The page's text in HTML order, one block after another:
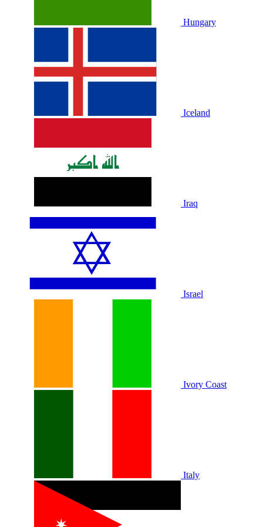
Hungary
Iceland
Iraq
Israel
Ivory Coast
Italy